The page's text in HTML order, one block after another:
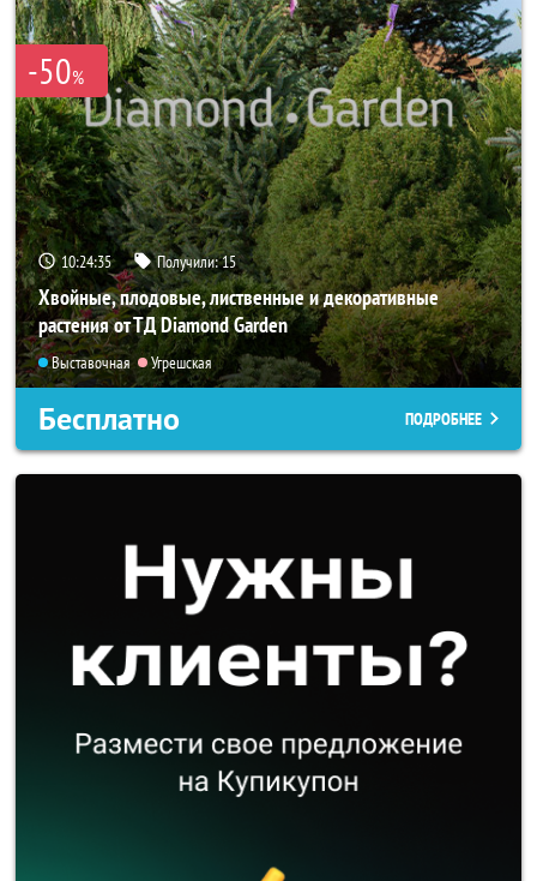
-50%
10:24:34 Получили:15
Хвойные, плодовые, лиственные и декоративные
растения от ТД Diamond Garden
Выставочная Угрешская
Бесплатно ПОДРОБНЕЕ